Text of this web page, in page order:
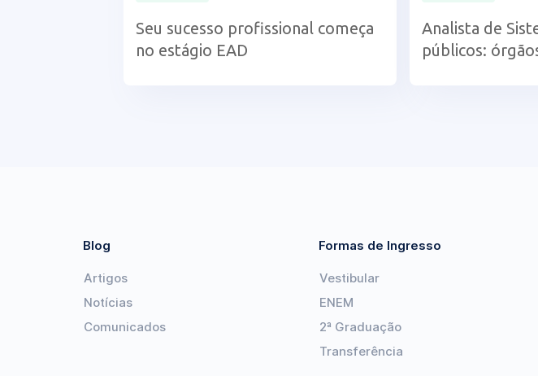
Seu sucesso profissional começa
no estágio EAD
Analista de
públicos:
Blog
Artigos
Notícias
Comunicados
Formas de Ingresso
Vestibular
ENEM
2ª Graduação
Transferência